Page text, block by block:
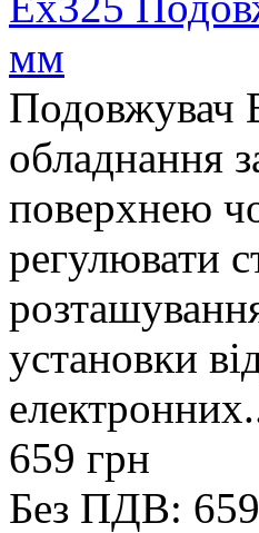
мм
Подовжувач
обладнання
поверхнею
регулювати
установки
659 грн
Без ПДВ: